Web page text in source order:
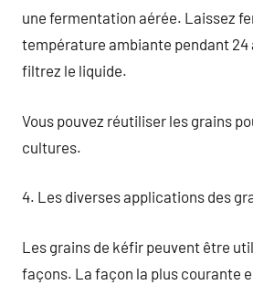
une fermentation aérée. Laissez
température ambiante pendant 24
filtrez le liquide.
Vous pouvez réutiliser les grains
cultures.
4. Les diverses applications des
Les grains de kéfir peuvent être
façons. La façon la plus courante